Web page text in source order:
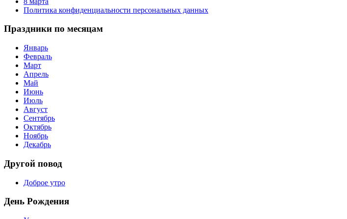
Политика конфиденциальности персональных данных
Праздники по месяцам
Январь
Февраль
Март
Апрель
Май
Июнь
Июль
Август
Сентябрь
Октябрь
Ноябрь
Декабрь
Другой повод
Доброе утро
День Рождения